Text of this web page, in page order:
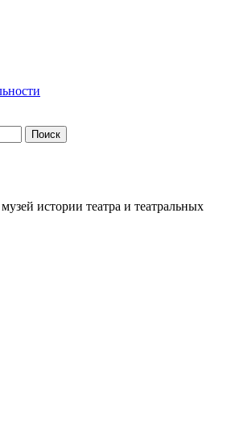
истории театра и театральных